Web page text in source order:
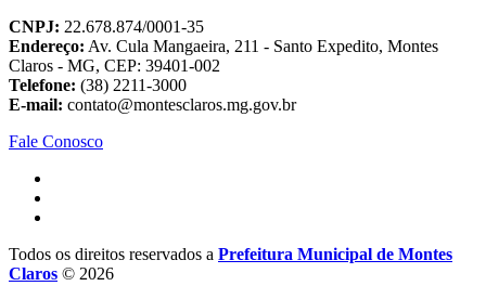
CNPJ: 22.678.874/0001-35
Endereço: Av. Cula Mangaeira, 211 - Santo Expedito, Montes
Claros - MG, CEP: 39401-002
Telefone: (38) 2211-3000
E-mail: contato@montesclaros.mg.gov.br
Fale Conosco
Todos os direitos reservados a Prefeitura Municipal de Montes
Claros © 2026